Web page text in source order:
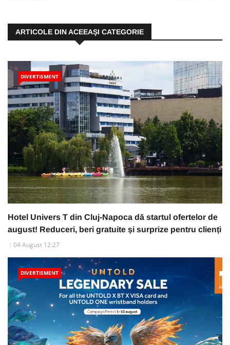
ARTICOLE DIN ACEEAŞI CATEGORIE
DIVERTISMENT
Hotel Univers T din Cluj-Napoca dă startul ofertelor de
august! Reduceri, beri gratuite și surprize pentru clienți
04 August 12:27
DIVERTISMENT